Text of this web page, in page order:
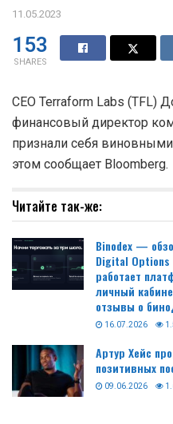
11.05.2023
153
SHARES
CEO Terraform Labs
финансовый директор
признали себя
этом сообщает Bloomberg.
Читайте так-же:
Binodex —
Digital
работает
личный
отзывы о
16.07.2026
Артур Хейс
позитивных
09.06.2026